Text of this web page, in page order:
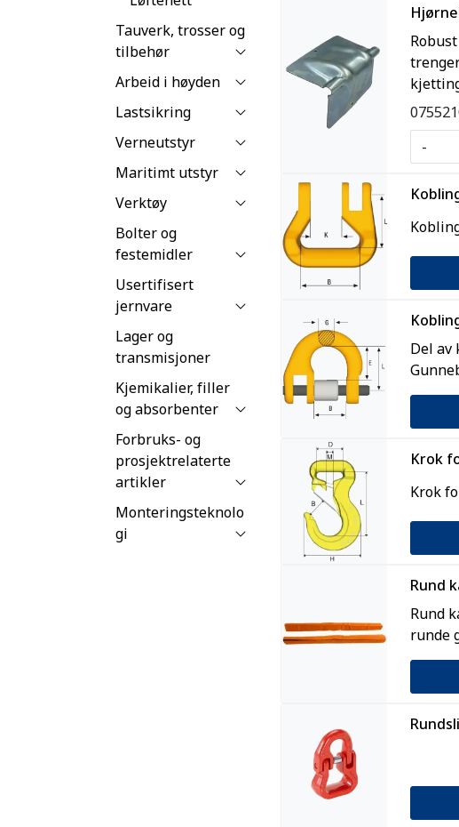
Tauverk, trosser og
tilbehør
Arbeid i høyden
Lastsikring
Verneutstyr
Maritimt utstyr
Verktøy
Bolter og
festemidler
Usertifisert
jernvare
Lager og
transmisjoner
Kjemikalier, filler
og absorbenter
Forbruks- og
prosjektrelaterte
artikler
Monteringsteknolo
gi
-
Del av
Krok
Krok
Rund
Rund
runde